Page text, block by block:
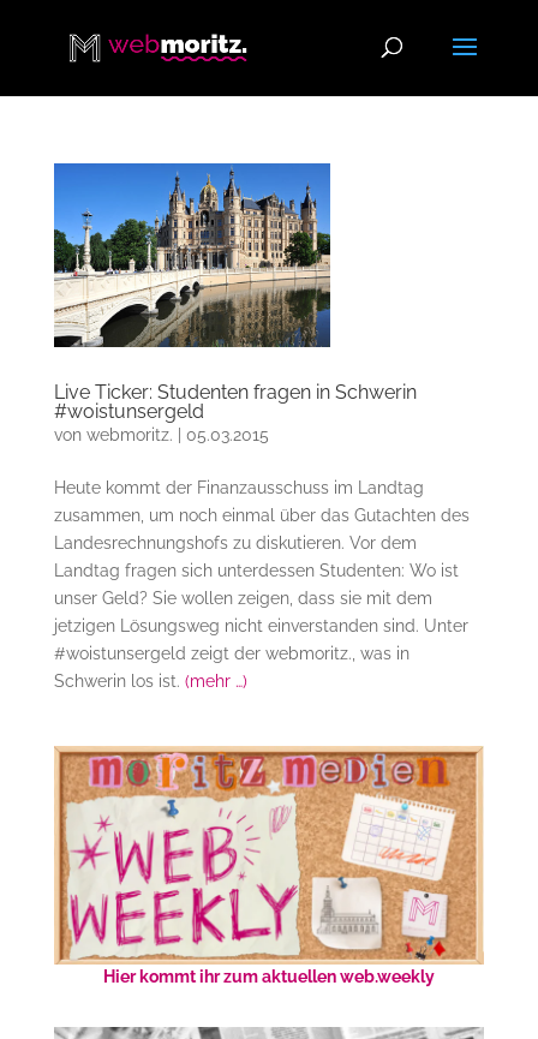
Live Ticker: Studenten fragen in Schwerin
#woistunsergeld
von webmoritz. 05.03.2015
Heute kommt der Finanzausschuss im Landtag
zusammen, um noch einmal über das Gutachten des
Landesrechnungshofs zu diskutieren. Vor dem
Landtag fragen sich unterdessen Studenten: Wo ist
unser Geld? Sie wollen zeigen, dass sie mit dem
jetzigen Lösungsweg nicht einverstanden sind. Unter
#woistunsergeld zeigt der webmoritz., was in
Schwerin los ist. (mehr …)
Hier kommt ihr zum aktuellen web.weekly